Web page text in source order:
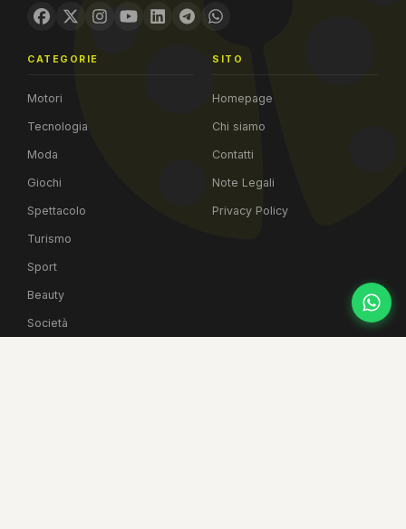
CATEGORIE
Motori
Tecnologia
Moda
Giochi
Spettacolo
Turismo
Sport
Beauty
Società
SITO
Homepage
Chi siamo
Contatti
Note Legali
Privacy Policy